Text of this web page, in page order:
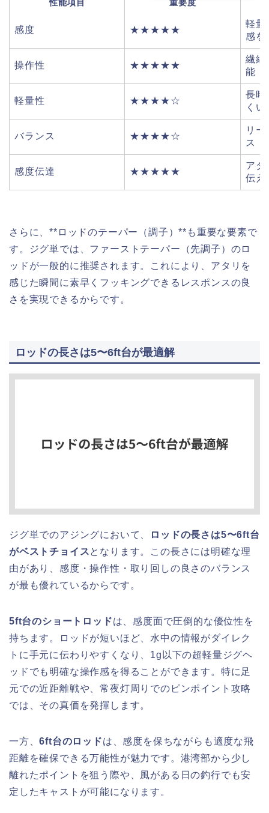
性能項目 重要度
感度 ★★★★★
軽量
感を
操作性 ★★★★★
繊細
能
軽量性 ★★★★☆
長時
くい
バランス ★★★★☆
リ
ス
感度伝達 ★★★★★
アタ
伝え
さらに、**ロッドのテーパー（調子）**も重要な要素で
す。ジグ単では、ファーストテーパー（先調子）のロ
ッドが一般的に推奨されます。これにより、アタリを
感じた瞬間に素早くフッキングできるレスポンスの良
さを実現できるからです。
ロッドの長さは5〜6ft台が最適解
ジグ単でのアジングにおいて、
ロッドの長さは5〜6ft台
がベストチョイスとなります。この長さには明確な理
由があり、感度・操作性・取り回しの良さのバランス
が最も優れているからです。
5ft台のショートロッドは、感度面で圧倒的な優位性を
持ちます。ロッドが短いほど、水中の情報がダイレク
トに手元に伝わりやすくなり、1g以下の超軽量ジグヘ
ッドでも明確な操作感を得ることができます。特に足
元での近距離戦や、常夜灯周りでのピンポイント攻略
では、その真価を発揮します。
一方、6ft台のロッドは、感度を保ちながらも適度な飛
距離を確保できる万能性が魅力です。港湾部から少し
離れたポイントを狙う際や、風がある日の釣行でも安
定したキャストが可能になります。